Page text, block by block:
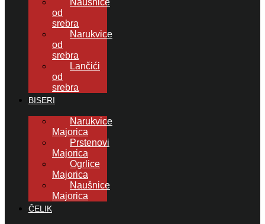
Naušnice
od
srebra
Narukvice
od
srebra
Lančići
od
srebra
BISERI
Narukvice
Majorica
Prstenovi
Majorica
Ogrlice
Majorica
Naušnice
Majorica
ČELIK